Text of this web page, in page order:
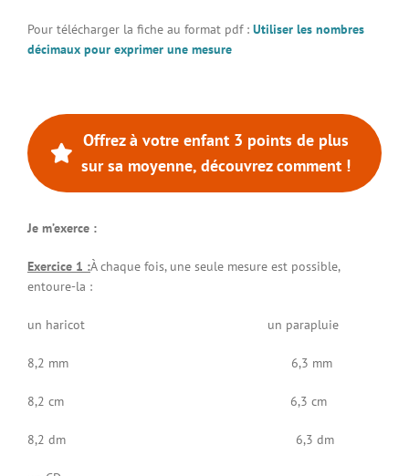
Pour télécharger la fiche au format pdf : Utiliser les nombres
décimaux pour exprimer une mesure
Offrez à votre enfant 3 points de plus
sur sa moyenne, découvrez comment !
Je m’exerce :
Exercice 1 :À chaque fois, une seule mesure est possible,
entoure-la :
un haricot un parapluie
8,2 mm 6,3 mm
8,2 cm 6,3 cm
8,2 dm 6,3 dm